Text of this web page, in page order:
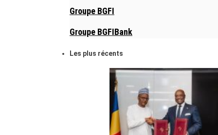
Groupe BGFI
Groupe BGFIBank
Les plus récents